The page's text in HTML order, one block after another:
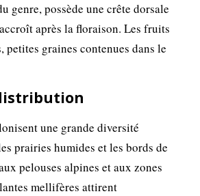
genre, possède une crête dorsale
après la floraison. Les fruits
petites graines contenues dans le
une grande diversité
prairies humides et les bords de
pelouses alpines et aux zones
mellifères attirent